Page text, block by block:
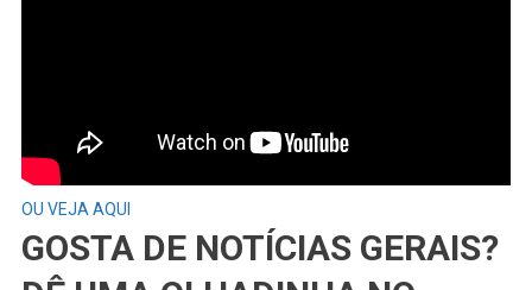
OU VEJA AQUI
GOSTA DE NOTÍCIAS GERAIS?